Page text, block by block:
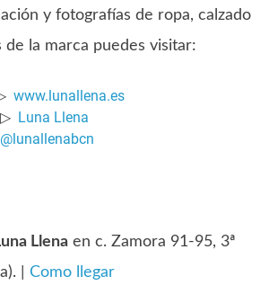
y fotografías de ropa, calzado
la marca puedes visitar:
www.lunallena.es
▷ Luna Llena
@lunallenabcn
Llena en c. Zamora 91-95, 3ª
|Como llegar